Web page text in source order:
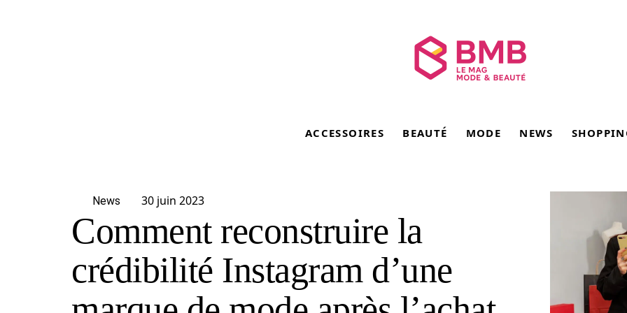
ACCESSOIRES BEAUTÉ MODE NEWS
News 30 juin 2023
Comment reconstruire la
crédibilité Instagram d’une